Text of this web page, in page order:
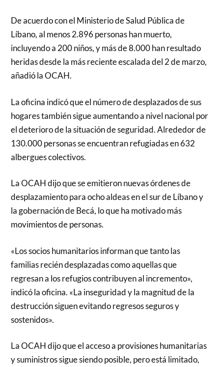
De acuerdo con el Ministerio de Salud Pública de
Líbano, al menos 2.896 personas han muerto,
incluyendo a 200 niños, y más de 8.000 han resultado
heridas desde la más reciente escalada del 2 de marzo,
añadió la OCAH.
La oficina indicó que el número de desplazados de sus
hogares también sigue aumentando a nivel nacional por
el deterioro de la situación de seguridad. Alrededor de
130.000 personas se encuentran refugiadas en 632
albergues colectivos.
La OCAH dijo que se emitieron nuevas órdenes de
desplazamiento para ocho aldeas en el sur de Líbano y
la gobernación de Becá, lo que ha motivado más
movimientos de personas.
«Los socios humanitarios informan que tanto las
familias recién desplazadas como aquellas que
regresan a los refugios contribuyen al incremento»,
indicó la oficina. «La inseguridad y la magnitud de la
destrucción siguen evitando regresos seguros y
sostenidos».
La OCAH dijo que el acceso a provisiones humanitarias
y suministros sigue siendo posible, pero está limitado,